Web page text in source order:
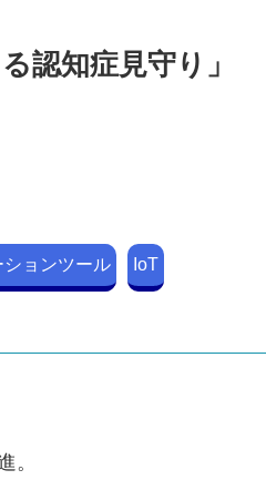
認知症見守り」
ションツール IoT
。